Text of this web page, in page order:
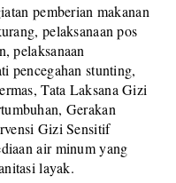
pemberian makanan
pelaksanaan pos
pelaksanaan
pencegahan stunting,
Tata Laksana Gizi
Gerakan
Gizi Sensitif
air minum yang
layak.